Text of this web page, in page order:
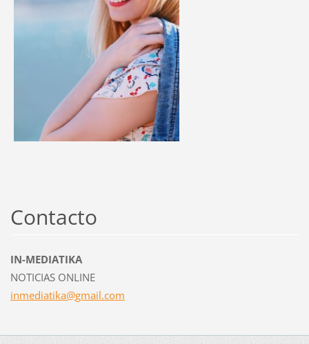
Contacto
IN-MEDIATIKA
NOTICIAS ONLINE
inmediatika@gmail.com